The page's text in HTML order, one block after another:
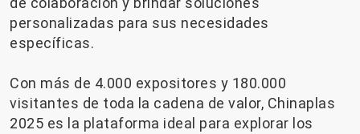
personalizadas para sus necesidades
específicas.
Con más de 4.000 expositores y 180.000
visitantes de toda la cadena de valor, Chinaplas
2025 es la plataforma ideal para explorar los